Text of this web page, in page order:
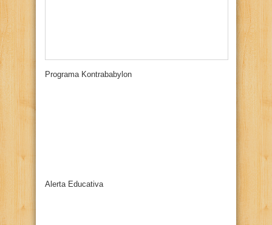
Programa Kontrababylon
Alerta Educativa